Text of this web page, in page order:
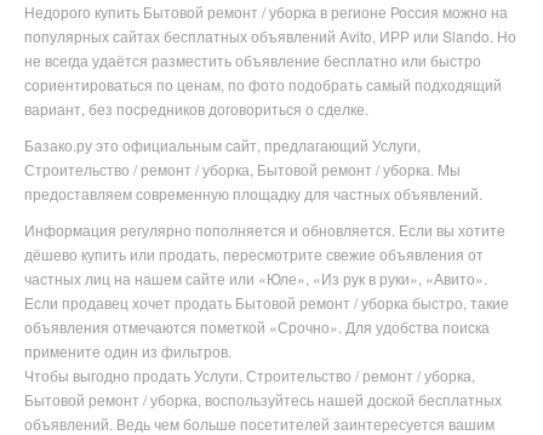
Недорого купить Бытовой ремонт / уборка в регионе Россия можно на
популярныхсайтах бесплатных объявлений Avito, ИРР или Slando. Но
не всегда удаётся разместить объявление бесплатно или быстро
сориентироваться по ценам, по фото подобрать самый подходящий
вариант, без посредников договориться о сделке.
Базако.ру это официальным сайт, предлагающий Услуги,
Строительство / ремонт / уборка, Бытовой ремонт / уборка. Мы
предоставляем современную площадку для частных объявлений.
Информация регулярно пополняется и обновляется. Если вы хотите
дёшево купить или продать, пересмотрите свежие объявления от
частных лиц на нашем сайте или «Юле», «Из рук в руки», «Авито».
Если продавец хочет продать Бытовой ремонт / уборка быстро, такие
объявления отмечаются пометкой «Срочно». Для удобства поиска
примените один из фильтров.
Чтобы выгодно продать Услуги, Строительство / ремонт / уборка,
Бытовой ремонт / уборка , воспользуйтесь нашей доской бесплатных
объявлений. Ведь чем больше посетителей заинтересуется вашим